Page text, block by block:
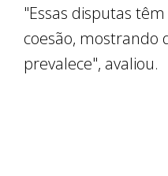
"Essas disputas
coesão, mostrando
prevalece", avaliou.